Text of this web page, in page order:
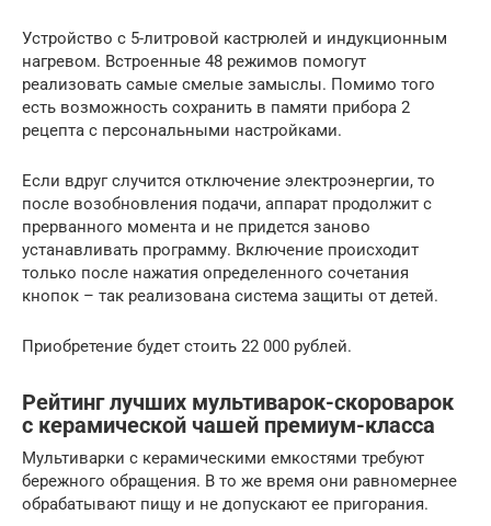
Устройство с 5-литровой кастрюлей и индукционным
нагревом. Встроенные 48 режимов помогут
реализовать самые смелые замыслы. Помимо того
есть возможность сохранить в памяти прибора 2
рецепта с персональными настройками.
Если вдруг случится отключение электроэнергии, то
после возобновления подачи, аппарат продолжит с
прерванного момента и не придется заново
устанавливать программу. Включение происходит
только после нажатия определенного сочетания
кнопок – так реализована система защиты от детей.
Приобретение будет стоить 22 000 рублей.
Рейтинг лучших мультиварок-скороварок
с керамической чашей премиум-класса
Мультиварки с керамическими емкостями требуют
бережного обращения. В то же время они равномернее
обрабатывают пищу и не допускают ее пригорания.